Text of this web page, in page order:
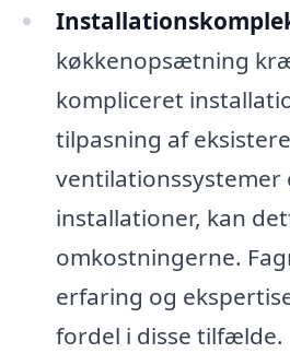
køkkenopsætning
kompliceret
tilpasning af
ventilationssystemer
installationer, kan
omkostningerne.
erfaring og
fordel i disse tilfælde.